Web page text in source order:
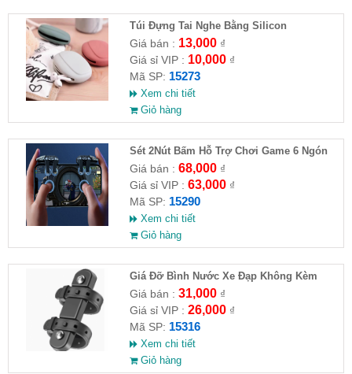
Túi Đựng Tai Nghe Bằng Silicon
Giá bán : 13,000₫
Giá sỉ VIP : 10,000₫
Mã SP: 15273
Xem chi tiết
Giỏ hàng
Sét 2Nút Bấm Hỗ Trợ Chơi Game 6 Ngón
G21
Giá bán : 68,000₫
Giá sỉ VIP : 63,000₫
Mã SP: 15290
Xem chi tiết
Giỏ hàng
Giá Đỡ Bình Nước Xe Đạp Không Kèm
Khung Đỡ
Giá bán : 31,000₫
Giá sỉ VIP : 26,000₫
Mã SP: 15316
Xem chi tiết
Giỏ hàng